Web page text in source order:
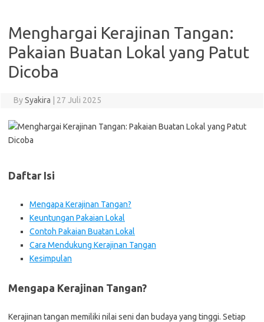
Menghargai Kerajinan Tangan:
Pakaian Buatan Lokal yang Patut
Dicoba
BySyakira 27 Juli 2025
Daftar Isi
Mengapa Kerajinan Tangan?
Keuntungan Pakaian Lokal
Contoh Pakaian Buatan Lokal
Cara Mendukung Kerajinan Tangan
Kesimpulan
Mengapa Kerajinan Tangan?
Kerajinan tangan memiliki nilai seni dan budaya yang tinggi. Setiap